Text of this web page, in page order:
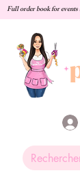
Full order book for events